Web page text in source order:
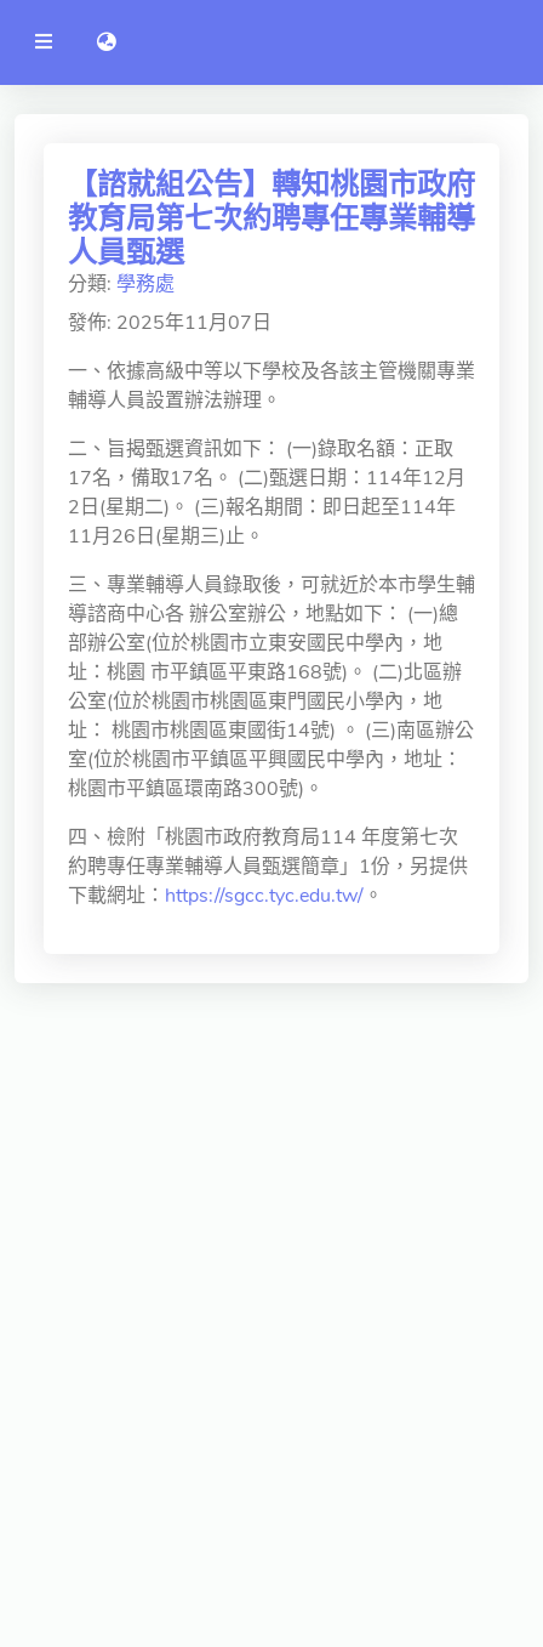
公
告
系
工程學院
資訊學院
管理學院
人文社社會學院
電機通訊學院
研究中心
通識教學部
獨立學術單位
語言切換 language switch
【諮就組公告】轉知桃園市政府
教育局第七次約聘專任專業輔導
人員甄選
分類: 學務處
發佈: 2025年11月07日
一、依據高級中等以下學校及各該主管機關專業
輔導人員設置辦法辦理。
二、旨揭甄選資訊如下： (一)錄取名額：正取
17名，備取17名。 (二)甄選日期：114年12月
2日(星期二)。 (三)報名期間：即日起至114年
11月26日(星期三)止。
三、專業輔導人員錄取後，可就近於本市學生輔
導諮商中心各 辦公室辦公，地點如下： (一)總
部辦公室(位於桃園市立東安國民中學內，地
址：桃園 市平鎮區平東路168號)。 (二)北區辦
公室(位於桃園市桃園區東門國民小學內，地
址： 桃園市桃園區東國街14號) 。 (三)南區辦公
室(位於桃園市平鎮區平興國民中學內，地址：
桃園市平鎮區環南路300號)。
四、檢附「桃園市政府教育局114 年度第七次
約聘專任專業輔導人員甄選簡章」1份，另提供
下載網址： https://sgcc.tyc.edu.tw/ 。